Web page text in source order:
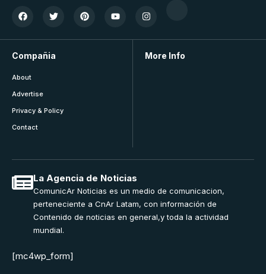
Compañia
About
Advertise
Privacy & Policy
Contact
More Info
La Agencia de Noticias
ComunicAr Noticias es un medio de comunicacion,
perteneciente a CnAr Latam, con información de
Contenido de noticias en general,y toda la actividad
mundial.
[mc4wp_form]